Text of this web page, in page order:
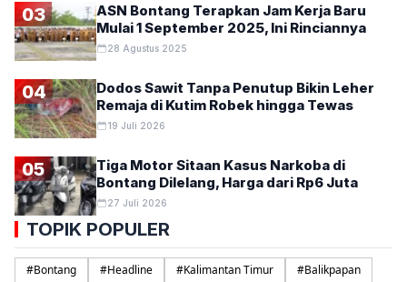
03
ASN Bontang Terapkan Jam Kerja Baru
Mulai 1 September 2025, Ini Rinciannya
28 Agustus 2025
04
Dodos Sawit Tanpa Penutup Bikin Leher
Remaja di Kutim Robek hingga Tewas
19 Juli 2026
05
Tiga Motor Sitaan Kasus Narkoba di
Bontang Dilelang, Harga dari Rp6 Juta
27 Juli 2026
TOPIK POPULER
#Bontang #Headline #Kalimantan Timur #Balikpapan